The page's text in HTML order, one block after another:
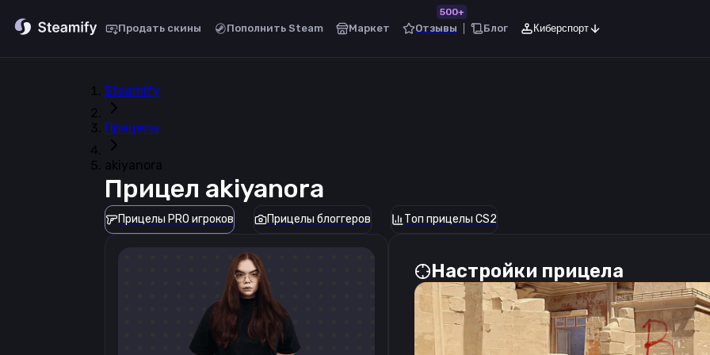
Продать скины Пополнить Steam Маркет Отзывы
500+
Блог Киберспорт
Steamify
Прицелы
akiyanora
Прицел akiyanora
Прицелы PRO игроков Прицелы блоггеров Топ прицелы CS2
Настройки прицела